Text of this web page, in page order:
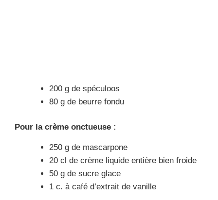
200 g de spéculoos
80 g de beurre fondu
Pour la crème onctueuse :
250 g de mascarpone
20 cl de crème liquide entière bien froide
50 g de sucre glace
1 c. à café d’extrait de vanille